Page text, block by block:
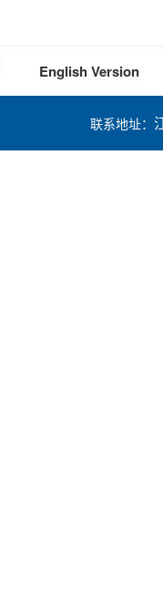
English Version
联系地址：